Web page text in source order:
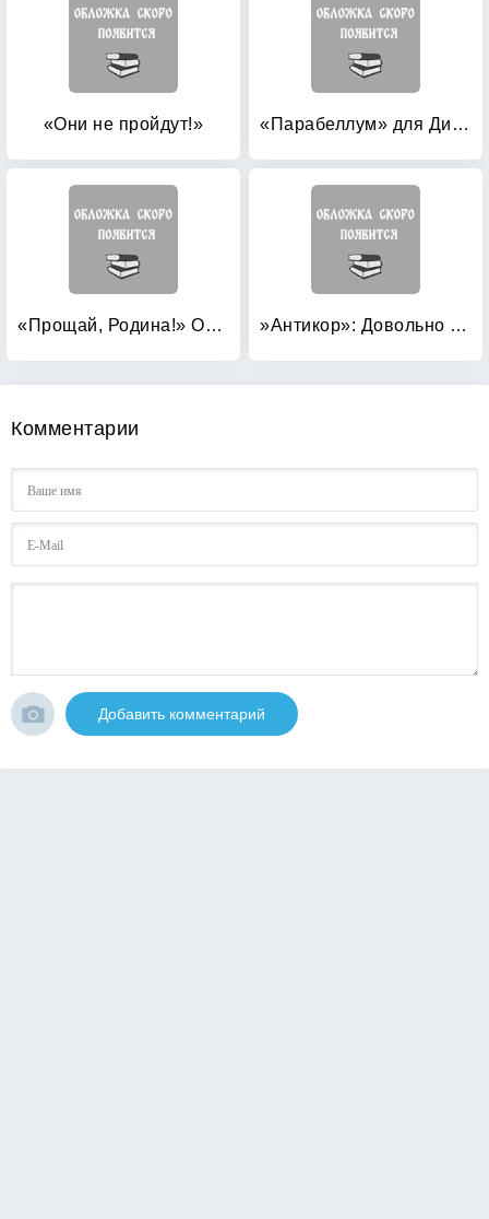
«Они не пройдут!» «Парабеллум» для Диверсанта: Лучшая проза о спецназе Второй Мировой
«Прощай, Родина!» Откровения «смертника»: «Сорокопятки» против «Тигров» »Антикор»: Довольно терпеть!
Комментарии